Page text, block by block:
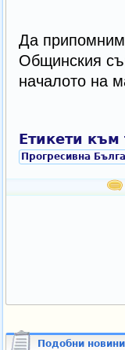
Да
Общинския
началото на
Етикети към
Прогресивна
Подобни новини